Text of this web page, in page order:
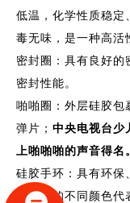
低温，化学性质稳定
毒无味，是一种高活
密封圈：具有良好的
密封性能。
啪啪圈：外层硅胶包
弹片； 中央电视台少
上啪啪啪的声音得名
硅胶手环：具有环保
胶手环的不同颜色代